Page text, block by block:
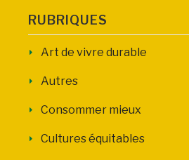
RUBRIQUES
Art de vivre durable
Autres
Consommer mieux
Cultures équitables